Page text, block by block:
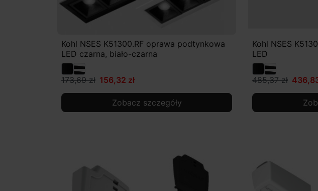
Kohl NSES K51300.RF oprawa podtynkowa
LED czarna, biało-czarna
173,69 zł 156,32 zł
Zobacz szczegóły
Kohl NSES
LED
485,37 zł